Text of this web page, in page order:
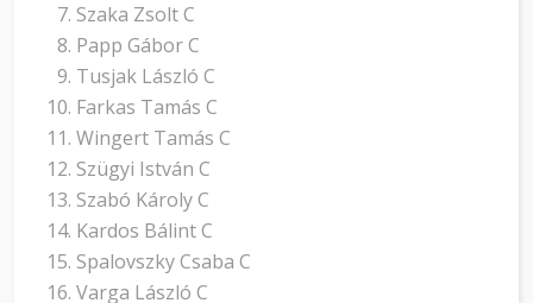
Szaka Zsolt C
Papp Gábor C
Tusjak László C
Farkas Tamás C
Wingert Tamás C
Szügyi István C
Szabó Károly C
Kardos Bálint C
Spalovszky Csaba C
Varga László C